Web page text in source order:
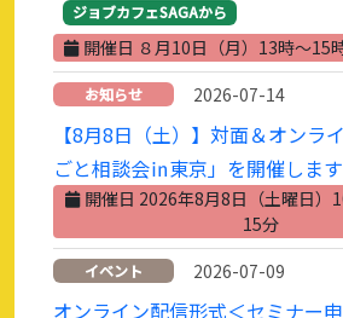
ジョブカフェSAGAから
開催日 ８月10日（月）13時～15
お知らせ 2026-07-14
【8月8日（土）】対面＆オンラ
ごと相談会㏌東京」を開催します
開催日 2026年8月8日（土曜日）
15分
イベント 2026-07-09
オンライン配信形式＜セミナー